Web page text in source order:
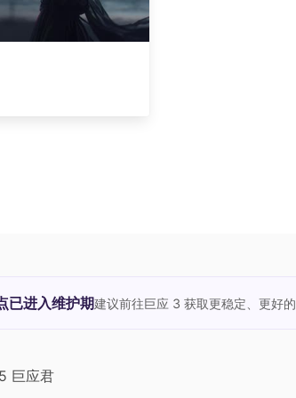
已进入维护期建议前往巨应 3 获取更稳定、更好的
巨应君